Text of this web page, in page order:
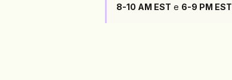
8-10 AM EST e 6-9 PM EST